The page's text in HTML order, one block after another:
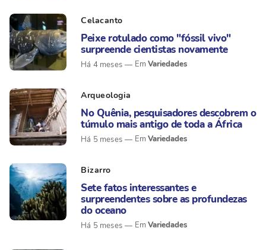
Celacanto
Peixe rotulado como "fóssil vivo"
surpreende cientistas novamente
Há 4 meses Variedades
Arqueologia
No Quênia, pesquisadores descobrem o
túmulo mais antigo de toda a África
Há 5 meses Variedades
Bizarro
Sete fatos interessantes e
surpreendentes sobre as profundezas
do oceano
Há 5 meses Variedades